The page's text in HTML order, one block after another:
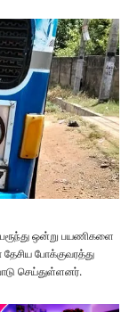
ஒன்று பயணிகளை
போக்குவரத்து
செய்துள்ளனர்.